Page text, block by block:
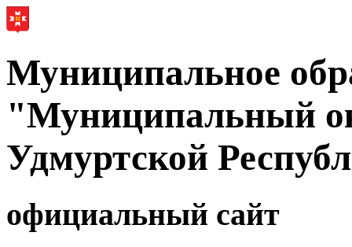
Муниципальное
"Муниципальный
Удмуртской
официальный сайт